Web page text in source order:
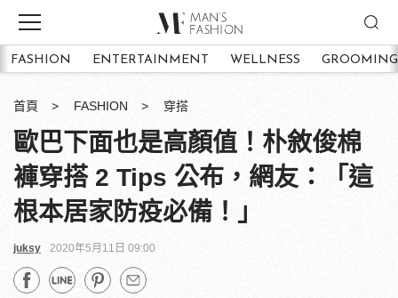
FASHION ENTERTAINMENT WELLNESS GROOMING
首頁 FASHION 穿搭
歐巴下面也是高顏值！朴敘俊棉
褲穿搭 2 Tips 公布，網友：「這
根本居家防疫必備！」
juksy 2020年5月11日 09:00